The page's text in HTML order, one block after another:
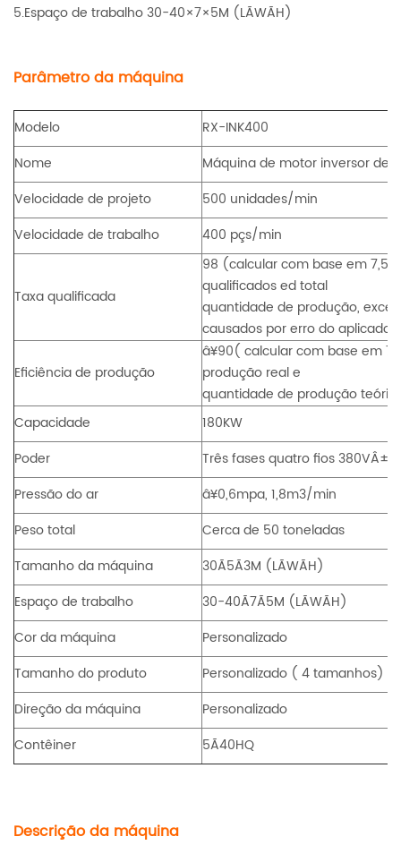
5.Espaço de trabalho 30-40×7×5M (LÃWÃH)
Parâmetro da máquina
Modelo
RX-INK400
Nome
Máquina de motor inversor de
Velocidade de projeto
500 unidades/min
Velocidade de trabalho
400 pçs/min
Taxa qualificada
98 (calcular com base em 7,5
qualificados ed total
quantidade de produção,
causados por erro do
Eficiência de produção
â¥90( calcular com base em
produção real e
quantidade de produção
Capacidade
180KW
Poder
Três fases quatro fios 380VÂ±
Pressão do ar
â¥0,6mpa, 1,8m3/min
Peso total
Cerca de 50 toneladas
Tamanho da máquina
30Ã5Ã3M (LÃWÃH)
Espaço de trabalho
30-40Ã7Ã5M (LÃWÃH)
Cor da máquina
Personalizado
Tamanho do produto
Personalizado ( 4 tamanhos)
Direção da máquina
Personalizado
Contêiner
5Ã40HQ
Descrição da máquina